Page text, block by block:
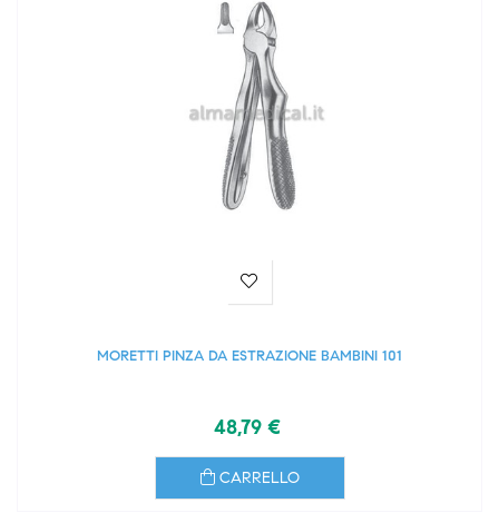
MORETTI PINZA DA ESTRAZIONE BAMBINI 101
48,79 €
CARRELLO